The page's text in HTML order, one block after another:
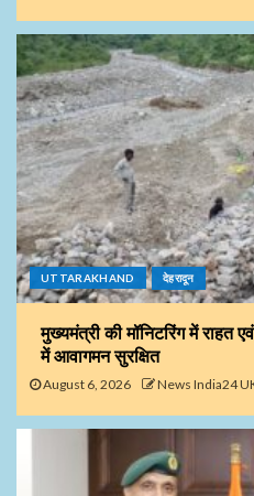
UTTARAKHAND देहरादून
मुख्यमंत्री की मॉनिटरिंग में राहत
में आवागमन सुरक्षित
August 6, 2026 News India24